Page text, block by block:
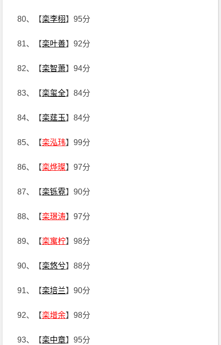
80、【栾李栩】95分
81、【栾叶善】92分
82、【栾智萧】94分
83、【栾玺全】84分
84、【栾莛玉】84分
85、【栾泓玮】99分
86、【栾烨璨】97分
87、【栾铄霓】90分
88、【栾璟涛】97分
89、【栾寓柠】98分
90、【栾悠兮】88分
91、【栾培兰】90分
92、【栾增余】98分
93、【栾中章】95分